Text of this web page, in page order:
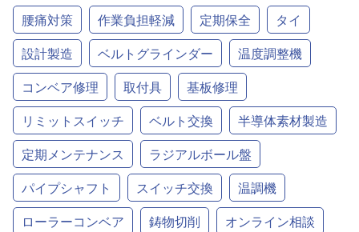
腰痛対策
作業負担軽減 定期保全
タイ
設計製造
ベルトグラインダー
温度調整機
コンベア修理
取付具
基板修理
リミットスイッチ
ベルト交換
半導体素材製造
定期メンテナンス
ラジアルボール盤
パイプシャフト
スイッチ交換
温調機
ローラーコンベア
鋳物切削
オンライン相談